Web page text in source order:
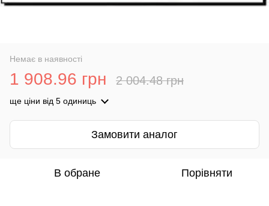
Немає в наявності
1 908.96 грн 2 004.48 грн
ще ціни від 5 одиниць
Замовити аналог
В обране Порівняти